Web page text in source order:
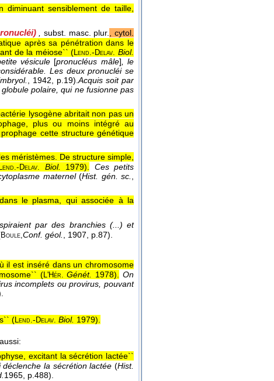
diminuant sensiblement de taille,
, subst. masc. plur., cytol.
après sa pénétration dans le
de la méiose`` (Lend.- Delav. Biol.
vésicule [pronucléus mâle], le
Les deux pronucléi se
, 1942, p.19).Acquis soit par
polaire, qui ne fusionne pas
lysogène abritait non pas un
plus ou moins intégré au
cette structure génétique
méristèmes. De structure simple,
Lend.- Delav. Biol. 1979).
Ces petits
maternel(Hist. gén. sc.,
le plasma, qui associée à la
par des branchies (...) et
Boule,Conf. géol., 1907, p.87).
il est inséré dans un chromosome
(L'Hér.Génét. 1978). On
incomplets ou provirus, pouvant
(Lend.- Delav. Biol. 1979).
excitant la sécrétion lactée``
la sécrétion lactée (Hist.
1965, p.488).